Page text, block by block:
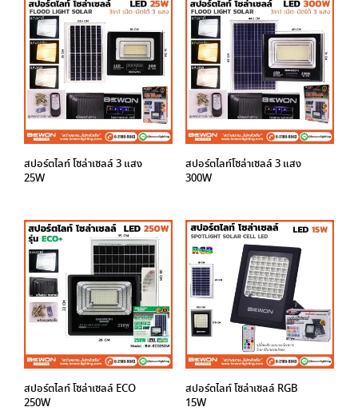
สปอร์ตไลท์ โซล่าเซลล์ 3 แสง
25W
สปอร์ตไลท์โซล่าเซลล์ 3 แสง
300W
สปอร์ตไลท์ โซล่าเซลล์ ECO
250W
สปอร์ตไลท์ โซล่าเซลล์ RGB
15W